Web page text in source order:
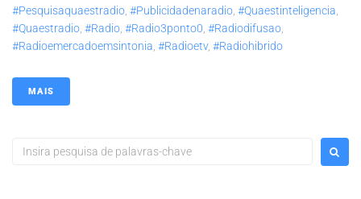
#pesquisaquaestradio #publicidadenaradio #quaestinteligencia
#quaestradio #radio #radio3ponto0 #radiodifusao
#radioemercadoemsintonia #radioetv, #radiohibrido
MAIS